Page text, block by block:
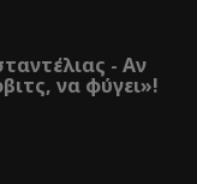
- Αν
να φύγει»!